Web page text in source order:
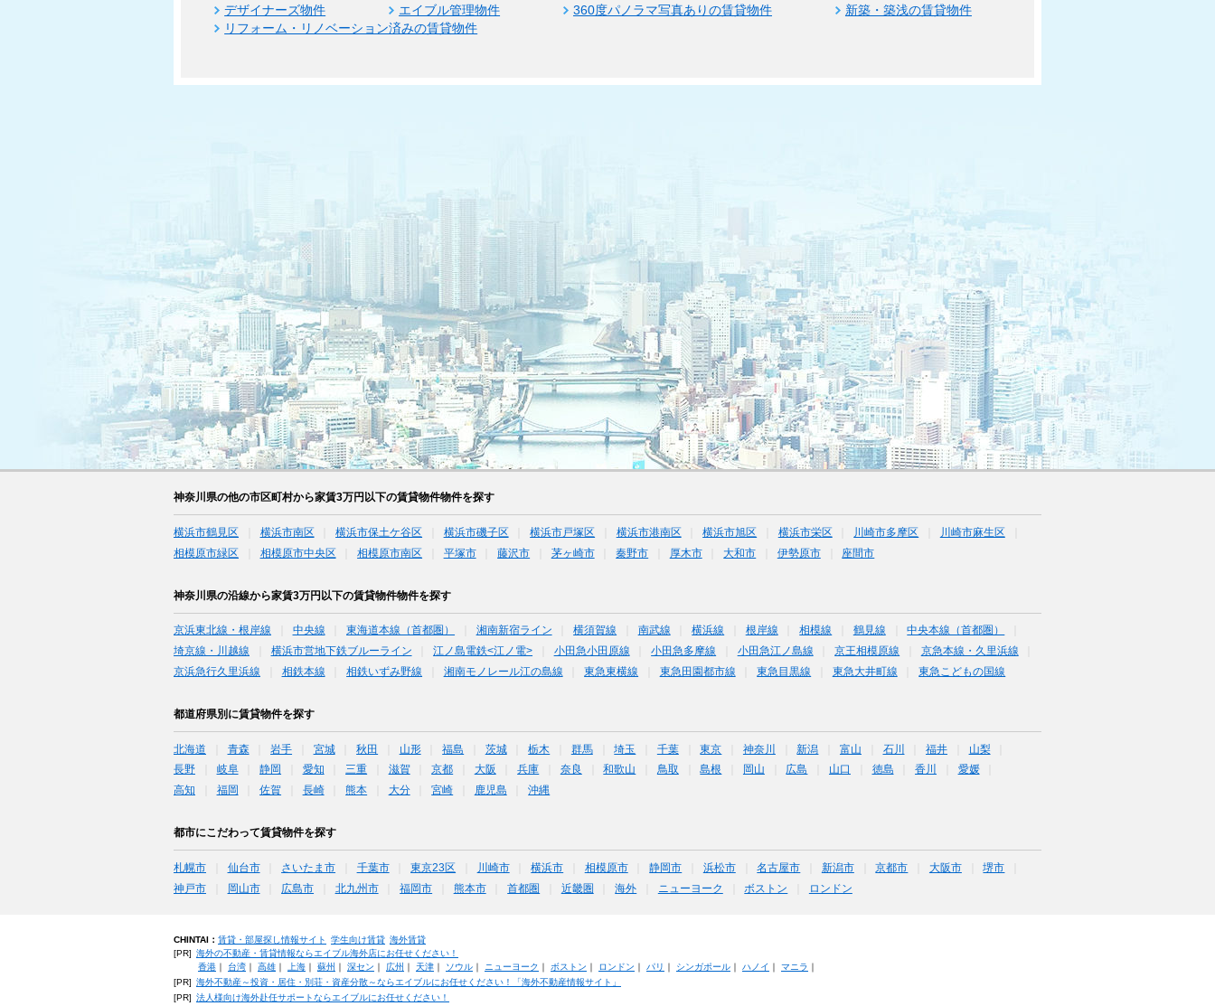
デザイナーズ物件
エイブル管理物件 360度パノラマ写真ありの賃貸物件
新築・築浅の賃貸物件
リフォーム・リノベーション済みの賃貸物件
神奈川県の他の市区町村から家賃3万円以下の賃貸物件物件を探す
横浜市鶴見区 横浜市南区 横浜市保土ケ谷区 横浜市磯子区 横浜市戸塚区 横浜市港南区 横浜市旭区 横浜市栄区 川崎市多摩区
川崎市麻生区
相模原市緑区
相模原市中央区 相模原市南区 平塚市 藤沢市 茅ヶ崎市 秦野市 厚木市 大和市 伊勢原市 座間市
神奈川県の沿線から家賃3万円以下の賃貸物件物件を探す
京浜東北線・根岸線 中央線 東海道本線（首都圏） 湘南新宿ライン 横須賀線 南武線 横浜線 根岸線 相模線 鶴見線
中央本線（首都圏）
埼京線・川越線
横浜市営地下鉄ブルーライン 江ノ島電鉄<江ノ電> 小田急小田原線 小田急多摩線 小田急江ノ島線 京王相模原線
京急本線・久里浜線
京浜急行久里浜線
相鉄本線 相鉄いずみ野線 湘南モノレール江の島線 東急東横線 東急田園都市線 東急目黒線 東急大井町線 東急こどもの国線
都道府県別に賃貸物件を探す
北海道 青森 岩手 宮城 秋田 山形 福島 茨城 栃木 群馬 埼玉 千葉 東京 神奈川 新潟 富山 石川 福井
山梨
長野
岐阜 静岡 愛知 三重 滋賀 京都 大阪 兵庫 奈良 和歌山 鳥取 島根 岡山 広島 山口 徳島 香川
愛媛
高知
福岡 佐賀 長崎 熊本 大分 宮崎 鹿児島 沖縄
都市にこだわって賃貸物件を探す
札幌市 仙台市 さいたま市 千葉市 東京23区 川崎市 横浜市 相模原市 静岡市 浜松市 名古屋市 新潟市 京都市 大阪市
堺市
神戸市
岡山市 広島市 北九州市 福岡市 熊本市 首都圏 近畿圏 海外 ニューヨーク ボストン ロンドン
CHINTAI： 賃貸・部屋探し情報サイト 学生向け賃貸 海外賃貸
[PR] 海外の不動産・賃貸情報ならエイブル海外店にお任せください！
香港｜ 台湾｜ 高雄｜ 上海｜ 蘇州 ｜ 深セン ｜ 広州 ｜ 天津｜ ソウル｜ ニューヨーク ｜ ボストン ｜ ロンドン ｜ パリ ｜ シンガポール｜ ハノイ ｜ マニラ ｜
[PR] 海外不動産～投資・居住・別荘・資産分散～ならエイブルにお任せください！「海外不動産情報サイト」
[PR] 法人様向け海外赴任サポートならエイブルにお任せください！